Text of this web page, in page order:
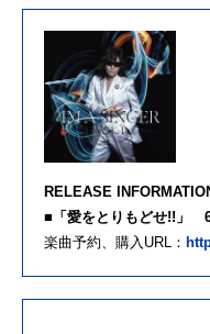
RELEASE
■「愛をとりもどせ!!」
楽曲予約、購入URL：